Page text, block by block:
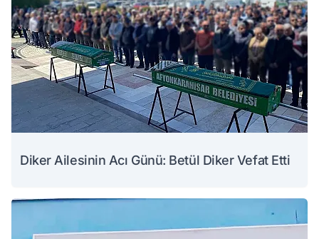
Diker Ailesinin Acı Günü: Betül Diker Vefat Etti